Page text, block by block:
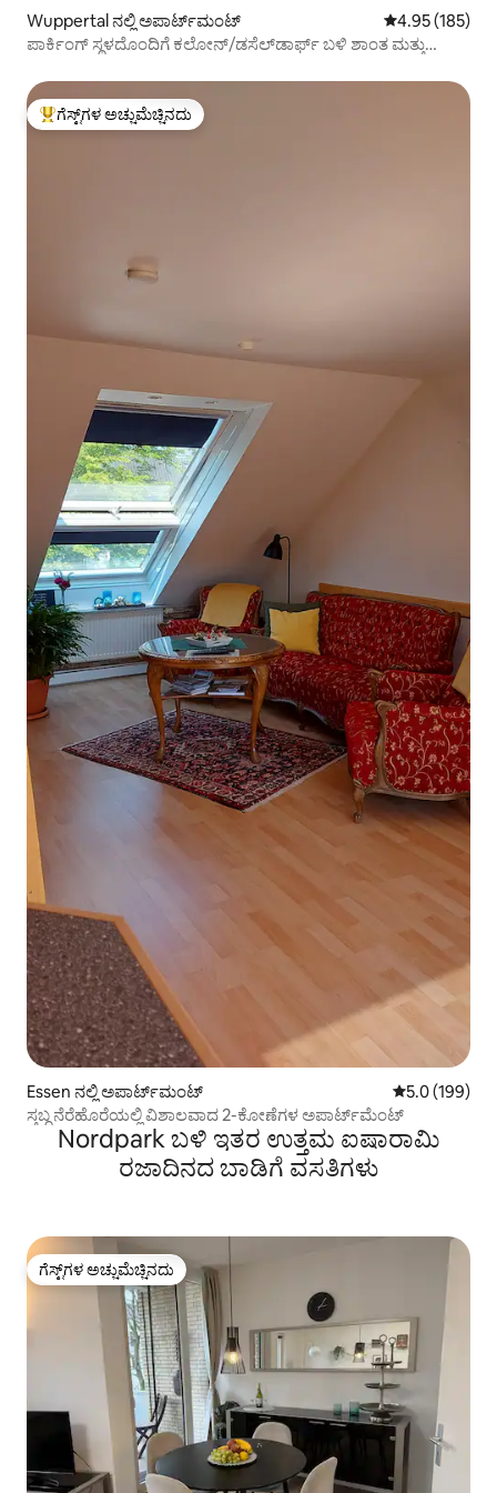
Wuppertal ನಲ್ಲಿ ಅಪಾರ್ಟ್‌ಮಂಟ್ 5 ರಲ್ಲಿ 4.95
4.95 (185)
ಪಾರ್ಕಿಂಗ್ ಸ್ಥಳದೊಂದಿಗೆ ಕಲೋನ್/ಡಸೆಲ್‌ಡಾರ್ಫ್ ಬಳಿ ಶಾಂತ ಮತ್ತು
ಗೆಸ್ಟ್‌ಗಳಿಗೆ ಅತಿ ಹೆಚ್ಚು ಅಚ್ಚುಮೆಚ್ಚಿನದು
ಗೆಸ್ಟ್‌ಗಳ ಅಚ್ಚುಮೆಚ್ಚಿನದು
Essen ನಲ್ಲಿ ಅಪಾರ್ಟ್‌ಮಂಟ್ 5 ರಲ್ಲಿ 5.0
5.0 (199)
ಸ್ತಬ್ಧ ನೆರೆಹೊರೆಯಲ್ಲಿ ವಿಶಾಲವಾದ 2-ಕೋಣೆಗಳ ಅಪಾರ್ಟ್‌ಮೆಂಟ್
Nordpark ಬಳಿ ಇತರ ಉತ್ತಮ ಐಷಾರಾಮಿ
ರಜಾದಿನದ ಬಾಡಿಗೆ ವಸತಿಗಳು
ಗೆಸ್ಟ್‌ಗಳ ಅಚ್ಚುಮೆಚ್ಚಿನದು
ಗೆಸ್ಟ್‌ಗಳ ಅಚ್ಚುಮೆಚ್ಚಿನದು